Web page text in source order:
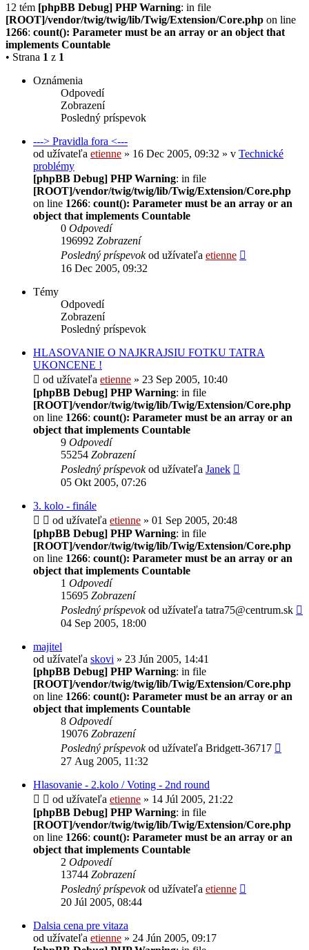
12 tém [phpBB Debug] PHP Warning: in file
[ROOT]/vendor/twig/twig/lib/Twig/Extension/Core.php on line
1266: count(): Parameter must be an array or an object that
implements Countable
• Strana 1 z 1
Oznámenia
Odpovedí
Zobrazení
Posledný príspevok
---> Pravidla fora <---
od užívateľa etienne » 16 Dec 2005, 09:32 » v Technické
problémy
[phpBB Debug] PHP Warning: in file
[ROOT]/vendor/twig/twig/lib/Twig/Extension/Core.php
on line 1266: count(): Parameter must be an array or an
object that implements Countable
0 Odpovedí
196992 Zobrazení
Posledný príspevokod užívateľa etienne
16 Dec 2005, 09:32
Témy
Odpovedí
Zobrazení
Posledný príspevok
HLASOVANIE O NAJKRAJSIU FOTKU TATRA
UKONCENE !
od užívateľa etienne » 23 Sep 2005, 10:40
[phpBB Debug] PHP Warning: in file
[ROOT]/vendor/twig/twig/lib/Twig/Extension/Core.php
on line 1266: count(): Parameter must be an array or an
object that implements Countable
9 Odpovedí
55254 Zobrazení
Posledný príspevokod užívateľa Janek
05 Okt 2005, 07:26
3. kolo - finále
od užívateľa etienne » 01 Sep 2005, 20:48
[phpBB Debug] PHP Warning: in file
[ROOT]/vendor/twig/twig/lib/Twig/Extension/Core.php
on line 1266: count(): Parameter must be an array or an
object that implements Countable
1 Odpovedí
15695 Zobrazení
Posledný príspevokod užívateľa tatra75@centrum.sk
04 Sep 2005, 18:00
majitel
od užívateľa skovi » 23 Jún 2005, 14:41
[phpBB Debug] PHP Warning: in file
[ROOT]/vendor/twig/twig/lib/Twig/Extension/Core.php
on line 1266: count(): Parameter must be an array or an
object that implements Countable
8 Odpovedí
19076 Zobrazení
Posledný príspevokod užívateľa Bridgett-36717
27 Aug 2005, 11:32
Hlasovanie - 2.kolo / Voting - 2nd round
od užívateľa etienne » 14 Júl 2005, 21:22
[phpBB Debug] PHP Warning: in file
[ROOT]/vendor/twig/twig/lib/Twig/Extension/Core.php
on line 1266: count(): Parameter must be an array or an
object that implements Countable
2 Odpovedí
13744 Zobrazení
Posledný príspevokod užívateľa etienne
20 Júl 2005, 08:44
Dalsia cena pre vitaza
od užívateľa etienne » 24 Jún 2005, 09:17